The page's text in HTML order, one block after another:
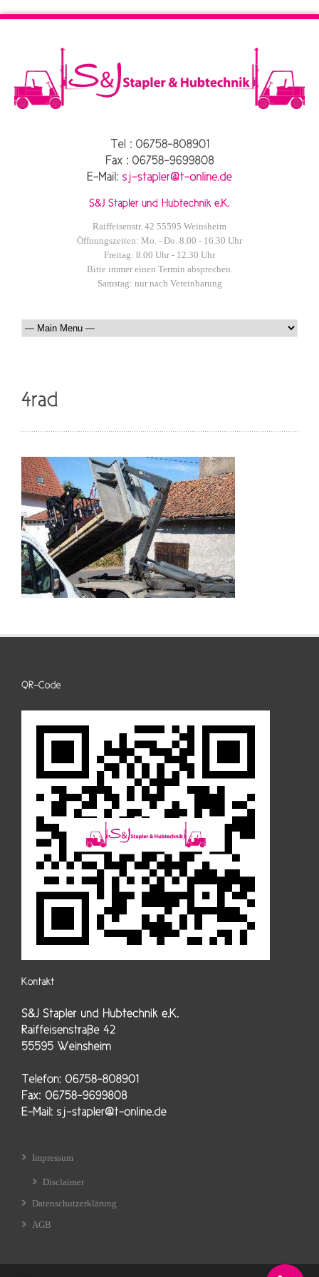
Raiffeisenstr. 42 55595 Weinsheim
Öffnungszeiten: Mo. - Do. 8.00 - 16.30 Uhr
Freitag: 8.00 Uhr - 12.30 Uhr
Bitte immer einen Termin absprechen.
Samstag: nur nach Vereinbarung
Impressum
Disclaimer
Datenschutzerklärung
AGB